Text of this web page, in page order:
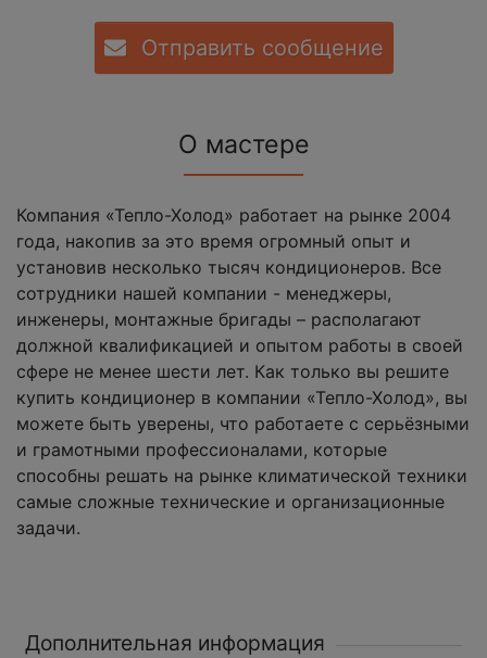
Отправить сообщение
О мастере
Компания «Тепло-Холод» работает на рынке 2004
года, накопив за это время огромный опыт и
установив несколько тысяч кондиционеров. Все
сотрудники нашей компании - менеджеры,
инженеры, монтажные бригады – располагают
должной квалификацией и опытом работы в своей
сфере не менее шести лет. Как только вы решите
купить кондиционер в компании «Тепло-Холод», вы
можете быть уверены, что работаете с серьёзными
и грамотными профессионалами, которые
способны решать на рынке климатической техники
самые сложные технические и организационные
задачи.
Дополнительная информация